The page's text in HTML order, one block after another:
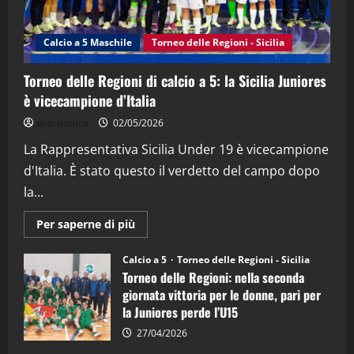
4
“SportEmpire” in Podcast: 27^ Puntata
(Martedi 14 Aprile 2026)
15/04/2026
"SportEmpire" in Podcast
“SportEmpire” in Podcast: 26^ Puntata
08/04/2026
Calcio a 5 Maschile Torneo delle Regioni - Sicilia
Torneo delle Regioni di calcio a 5: la Sicilia Juniores
è vicecampione d’Italia
02/05/2026
La Rappresentativa Sicilia Under 19 è vicecampione
d'Italia. È stato questo il verdetto del campo dopo
la...
Per saperne di più
informazioni
Torneo
delle
Regioni
di
calcio
a
5:
la
Calcio a 5 Torneo delle Regioni - Sicilia
Torneo delle Regioni: nella seconda
giornata vittoria per le donne, pari per
la Juniores perde l’U15
27/04/2026